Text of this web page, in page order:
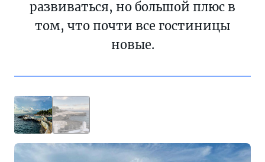
развиваться, но большой плюс в
том, что почти все гостиницы
новые.